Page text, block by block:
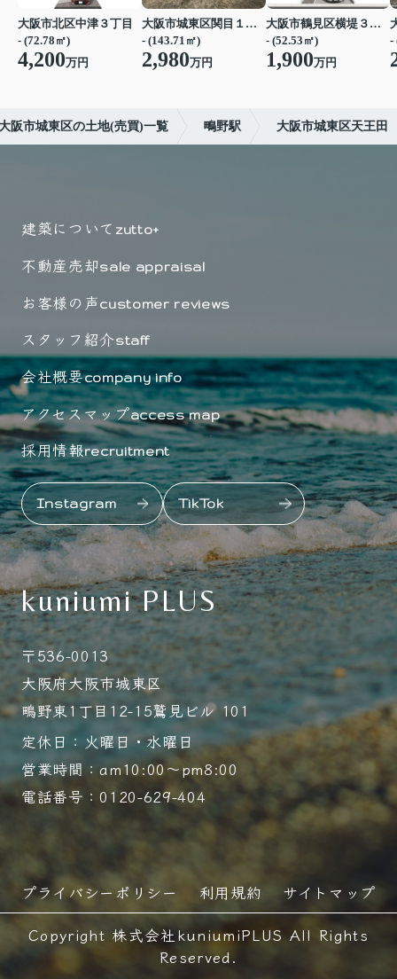
大阪市北区中津３丁目
- (72.78㎡)
4,200万円
大阪市城東区関目１丁目
- (143.71㎡)
2,980万円
大阪市鶴見区横堤３丁目
- (52.53㎡)
1,900万円
-
阪市城東区の土地(売買)一覧 鴫野駅 大阪市城東区天王田
建築について zutto+
不動産売却sale appraisal
お客様の声customer reviews
スタッフ紹介staff
会社概要company info
アクセスマップaccess map
採用情報recruitment
Instagram TikTok
kuniumi PLUS
〒536-0013
大阪府大阪市城東区
鴫野東1丁目12-15鷲見ビル 101
定休日：火曜日・水曜日
営業時間：am10:00～pm8:00
電話番号：0120-629-404
プライバシーポリシー 利用規約
サイトマップ
Copyright 株式会社kuniumiPLUS All Rights
Reserved.